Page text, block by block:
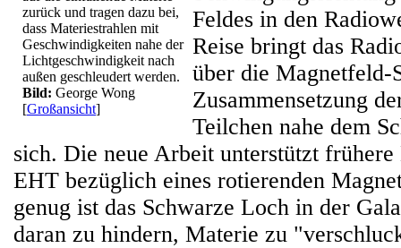
zurück und tragen dazu bei,
dass Materiestrahlen mit
Geschwindigkeiten nahe der
Lichtgeschwindigkeit nach
außen geschleudert werden.
Bild: George Wong
[Großansicht]
Feldes in den
Reise bringt das
über die Magnetfeld-
Zusammensetzung
Teilchen nahe dem
sich. Die neue Arbeit unterstützt frühere
EHT bezüglich eines rotierenden
genug ist das Schwarze Loch in der
daran zu hindern, Materie zu